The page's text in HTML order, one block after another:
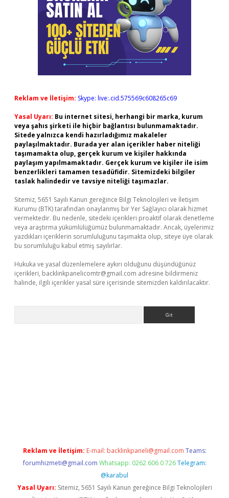
Reklam ve İletişim: Skype: live:.cid.575569c608265c69
Yasal Uyarı: Bu internet sitesi, herhangi bir marka, kurum
veya şahıs şirketi ile hiçbir bağlantısı bulunmamaktadır.
Sitede yalnızca kendi hazırladığımız makaleler
paylaşılmaktadır. Burada yer alan içerikler haber niteliği
taşımamakta olup, gerçek kurum ve kişiler hakkında
paylaşım yapılmamaktadır. Gerçek kurum ve kişiler ile isim
benzerlikleri tamamen tesadüfidir. Sitemizdeki bilgiler
taslak halindedir ve tavsiye niteliği taşımazlar.
Sitemiz, 5651 Sayılı Kanun gereğince Bilgi Teknolojileri ve İletişim
Kurumu (BTK) tarafından onaylanmış bir Yer Sağlayıcı olarak hizmet
vermektedir. Bu nedenle, sitedeki içerikleri proaktif olarak denetleme
veya araştırma yükümlülüğümüz bulunmamaktadır. Ancak, üyelerimiz
yazdıkları içeriklerin sorumluluğunu taşımakta olup, siteye üye olarak
bu sorumluluğu kabul etmiş sayılırlar.
Hukuka ve yasal düzenlemelere aykırı olduğunu düşündüğünüz
içerikleri, backlinkpanelicomtr@gmail.com adresine bildirmeniz
halinde, ilgili içerikler yasal süre içerisinde sitemizden kaldırılacaktır.
Reklam ve İletişim: E-mail: backlinkpaneli@gmail.com Teams:
forumhizmeti@gmail.com Whatsapp: 0262 606 0 726 Telegram:
@karabul
Yasal Uyarı: Sitemiz, 5651 Sayılı Kanun gereğince Bilgi Teknolojileri